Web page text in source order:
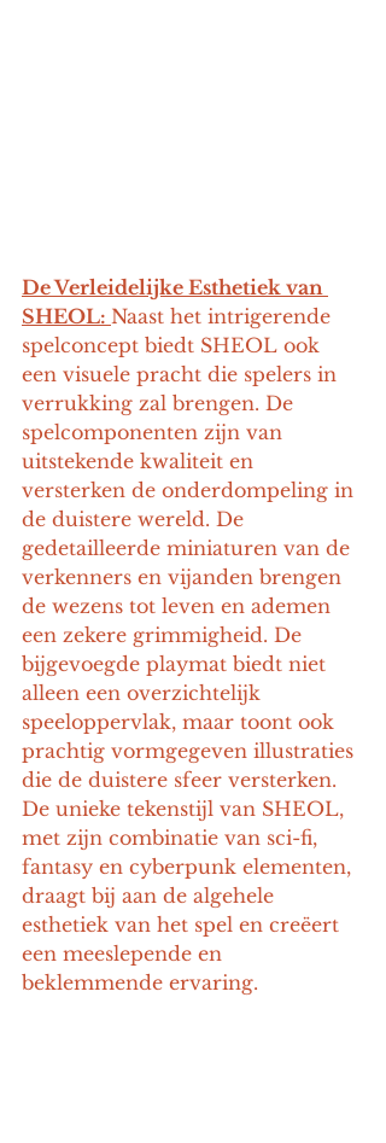
De Verleidelijke Esthetiek van
SHEOL: Naast het intrigerende
spelconcept biedt SHEOL ook
een visuele pracht die spelers in
verrukking zal brengen. De
spelcomponenten zijn van
uitstekende kwaliteit en
versterken de onderdompeling in
de duistere wereld. De
gedetailleerde miniaturen van de
verkenners en vijanden brengen
de wezens tot leven en ademen
een zekere grimmigheid. De
bijgevoegde playmat biedt niet
alleen een overzichtelijk
speeloppervlak, maar toont ook
prachtig vormgegeven illustraties
die de duistere sfeer versterken.
De unieke tekenstijl van SHEOL,
met zijn combinatie van sci-fi,
fantasy en cyberpunk elementen,
draagt bij aan de algehele
esthetiek van het spel en creëert
een meeslepende en
beklemmende ervaring.